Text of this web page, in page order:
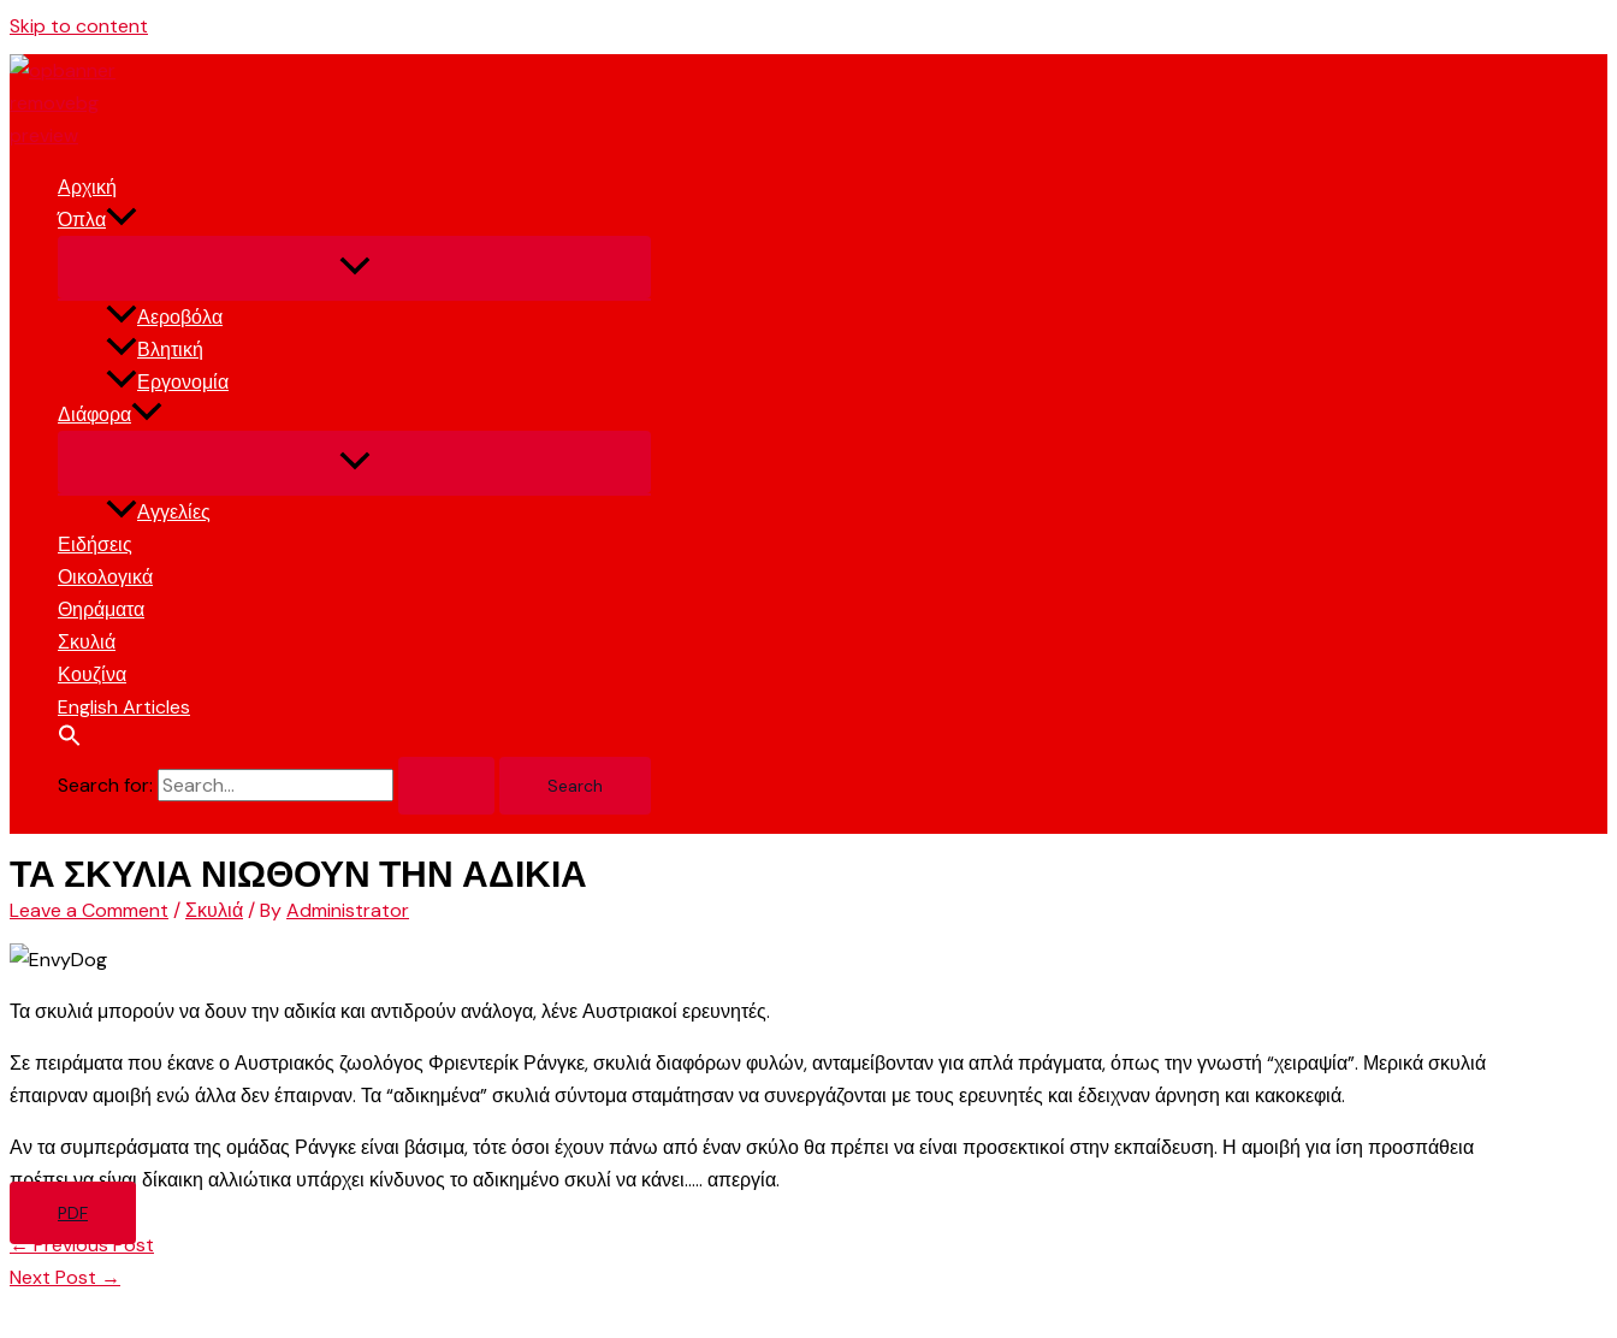
Skip to content
Αρχική
Όπλα
Αεροβόλα
Βλητική
Εργονομία
Διάφορα
Αγγελίες
Ειδήσεις
Οικολογικά
Θηράματα
Σκυλιά
Κουζίνα
English Articles
Search for:
ΤΑ ΣΚΥΛΙΑ ΝΙΩΘΟΥΝ ΤΗΝ ΑΔΙΚΙΑ
Leave a Comment /Σκυλιά/ ByAdministrator
Τα σκυλιά μπορούν να δουν την αδικία και αντιδρούν ανάλογα, λένε Αυστριακοί ερευνητές.
Σε πειράματα που έκανε ο Αυστριακός ζωολόγος Φριεντερίκ Ράνγκε, σκυλιά διαφόρων φυλών, ανταμείβονταν για απλά πράγματα, όπως την γνωστή “χειραψία”. Μερικά σκυλιά
έπαιρναν αμοιβή ενώ άλλα δεν έπαιρναν. Τα “αδικημένα” σκυλιά σύντομα σταμάτησαν να συνεργάζονται με τους ερευνητές και έδειχναν άρνηση και κακοκεφιά.
Αν τα συμπεράσματα της ομάδας Ράνγκε είναι βάσιμα, τότε όσοι έχουν πάνω από έναν σκύλο θα πρέπει να είναι προσεκτικοί στην εκπαίδευση. Η αμοιβή για ίση προσπάθεια
πρέπει να είναι δίκαικη αλλιώτικα υπάρχει κίνδυνος το αδικημένο σκυλί να κάνει….. απεργία.
PDF
←Previous Post
Next Post →